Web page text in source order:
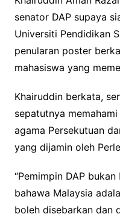
senator DAP supaya
Universiti Pendidikan
penularan poster
mahasiswa yang
Khairuddin berkata,
sepatutnya
agama Persekutuan
yang dijamin oleh
“Pemimpin DAP
bahawa Malaysia
boleh disebarkan dan